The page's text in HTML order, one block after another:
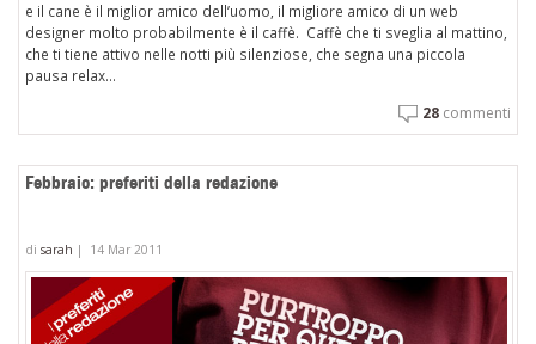
e il cane è il miglior amico dell’uomo, il migliore amico di un web
designer molto probabilmente è il caffè. Caffè che ti sveglia al mattino,
che ti tiene attivo nelle notti più silenziose, che segna una piccola
pausa relax...
28 commenti
Febbraio: preferiti della redazione
di sarah | 14 Mar 2011